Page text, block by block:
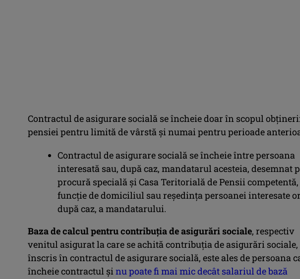
Contractul de asigurare socială se încheie doar în scopul
pensiei pentru limită de vârstă și numai pentru perioade
Contractul de asigurare socială se încheie între persoana
interesată sau, după caz, mandatarul acesteia, desemnat
procură specială şi Casa Teritorială de Pensii
funcţie de domiciliul sau reşedinţa persoanei interesate
după caz, a mandatarului.
Baza de calcul pentru contribuția de asigurări sociale, respectiv
venitul asigurat la care se achită contribuţia de asigurări sociale,
înscris în contractul de asigurare socială, este ales de persoana
încheie contractul şi nu poate fi mai mic decât salariul de bază